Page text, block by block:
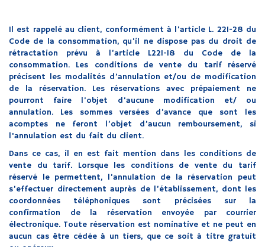
Il est rappelé au client, conformément à l’article L. 221-28 du
Code de la consommation, qu’il ne dispose pas du droit de
rétractation prévu à l’article L221-18 du Code de la
consommation. Les conditions de vente du tarif réservé
précisent les modalités d’annulation et/ou de modification
de la réservation. Les réservations avec prépaiement ne
pourront faire l’objet d’aucune modification et/ ou
annulation. Les sommes versées d’avance que sont les
acomptes ne feront l’objet d’aucun remboursement, si
l'annulation est du fait du client.
Dans ce cas, il en est fait mention dans les conditions de
vente du tarif. Lorsque les conditions de vente du tarif
réservé le permettent, l’annulation de la réservation peut
s’effectuer directement auprès de l’établissement, dont les
coordonnées téléphoniques sont précisées sur la
confirmation de la réservation envoyée par courrier
électronique. Toute réservation est nominative et ne peut en
aucun cas être cédée à un tiers, que ce soit à titre gratuit